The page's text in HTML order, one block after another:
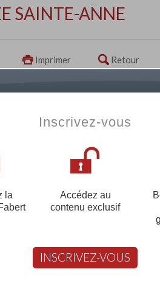
SAINTE-ANNE
Imprimer Retour
02 97 82 41 83
http://ecolesainteanneportlouis.fr/
Inscrivez-vous
la
Accédez au
contenu exclusif
INSCRIVEZ-VOUS